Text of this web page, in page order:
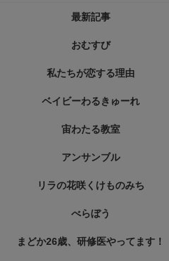
最新記事
おむすび
私たちが恋する理由
ベイビーわるきゅーれ
宙わたる教室
アンサンブル
リラの花咲くけものみち
べらぼう
まどか26歳、研修医やってます！